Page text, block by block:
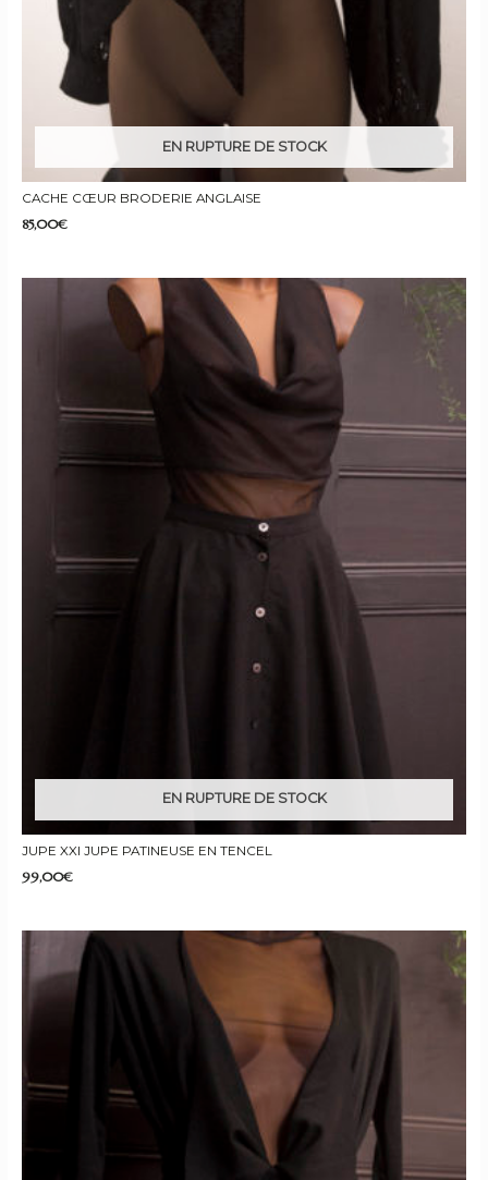
EN RUPTURE DE STOCK
CACHE CŒUR BRODERIE ANGLAISE
85,00€
EN RUPTURE DE STOCK
JUPE XXI JUPE PATINEUSE EN TENCEL
99,00€